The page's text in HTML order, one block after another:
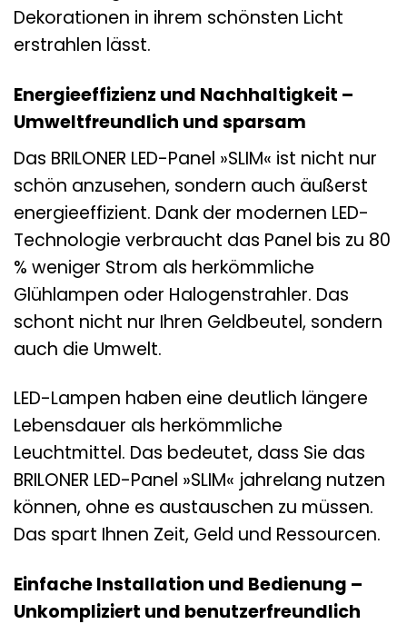
Dekorationen in ihrem schönsten Licht
erstrahlen lässt.
Energieeffizienz und Nachhaltigkeit –
Umweltfreundlich und sparsam
Das BRILONER LED-Panel »SLIM« ist nicht nur
schön anzusehen, sondern auch äußerst
energieeffizient. Dank der modernen LED-
Technologie verbraucht das Panel bis zu 80
% weniger Strom als herkömmliche
Glühlampen oder Halogenstrahler. Das
schont nicht nur Ihren Geldbeutel, sondern
auch die Umwelt.
LED-Lampen haben eine deutlich längere
Lebensdauer als herkömmliche
Leuchtmittel. Das bedeutet, dass Sie das
BRILONER LED-Panel »SLIM« jahrelang nutzen
können, ohne es austauschen zu müssen.
Das spart Ihnen Zeit, Geld und Ressourcen.
Einfache Installation und Bedienung –
Unkompliziert und benutzerfreundlich